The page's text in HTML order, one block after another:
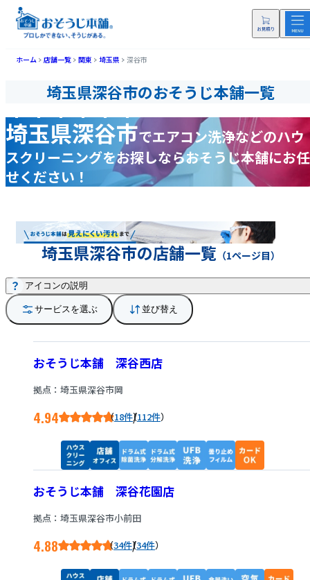
ホーム 店舗一覧 関東 埼玉県 深谷市
埼玉県深谷市のおそうじ本舗一覧
埼玉県深谷市でエアコン洗浄などのハウ
スクリーニングをお探しならおそうじ本舗にお任
せください！
埼玉県深谷市の店舗一覧 （1ページ目）
サービスを選ぶ 並び替え
アイコンの説明
おそうじ本舗 深谷西店
拠点：埼玉県深谷市岡
4.94 18件/112件
おそうじ本舗 深谷花園店
拠点：埼玉県深谷市小前田
4.88 34件/34件